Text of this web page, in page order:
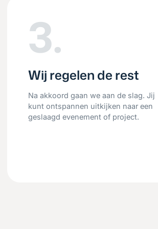
3.
Wij regelen de rest
Na akkoord gaan we aan de slag. Jij
kunt ontspannen uitkijken naar een
geslaagd evenement of project.